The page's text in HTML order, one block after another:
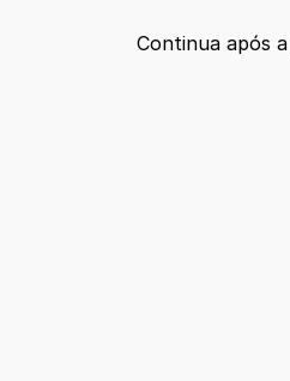
Continua após